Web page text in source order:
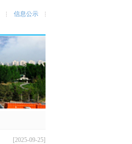
信息公示
[2025-09-25]